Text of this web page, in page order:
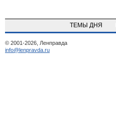
ТЕМЫ ДНЯ
© 2001-2026, Ленправда
info@lenpravda.ru